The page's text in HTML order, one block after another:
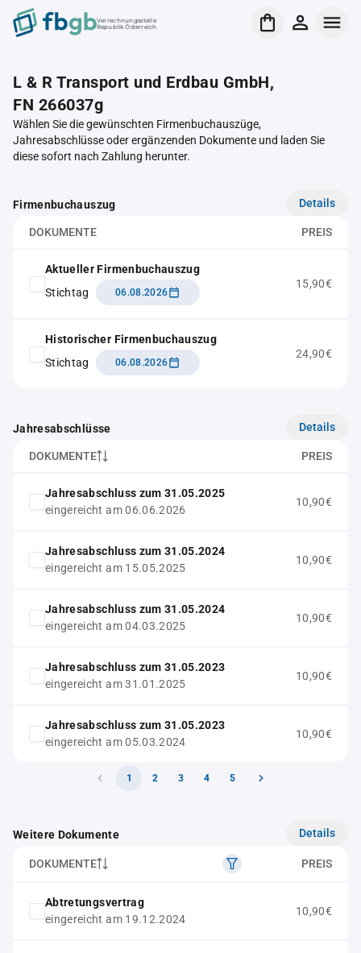
Verrechnungsstelle
Republik Österreich
L & R Transport und Erdbau GmbH,
FN 266037g
Wählen Sie die gewünschten Firmenbuchauszüge,
Jahresabschlüsse oder ergänzenden Dokumente und laden Sie
diese sofort nach Zahlung herunter.
Firmenbuchauszug Details
DOKUMENTE PREIS
Aktueller Firmenbuchauszug
Stichtag
06.08.2026
15,90€
Historischer Firmenbuchauszug
Stichtag
06.08.2026
24,90€
Jahresabschlüsse Details
DOKUMENTE PREIS
Jahresabschluss zum 31.05.2025
eingereicht am 06.06.2026
10,90€
Jahresabschluss zum 31.05.2024
eingereicht am 15.05.2025
10,90€
Jahresabschluss zum 31.05.2024
eingereicht am 04.03.2025
10,90€
Jahresabschluss zum 31.05.2023
eingereicht am 31.01.2025
10,90€
Jahresabschluss zum 31.05.2023
eingereicht am 05.03.2024
10,90€
1 2 3 4 5
Weitere Dokumente Details
DOKUMENTE PREIS
Abtretungsvertrag
eingereicht am 19.12.2024
10,90€